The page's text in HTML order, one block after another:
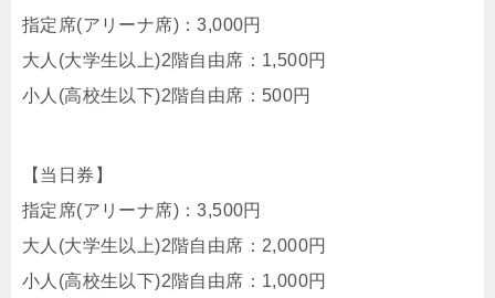
指定席(アリーナ席)：3,000円
大人(大学生以上)2階自由席：1,500円
小人(高校生以下)2階自由席：500円
【当日券】
指定席(アリーナ席)：3,500円
大人(大学生以上)2階自由席：2,000円
小人(高校生以下)2階自由席：1,000円